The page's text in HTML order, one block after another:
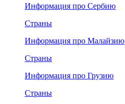
Информация про Сербию
Страны
Информация про Малайзию
Страны
Информация про Грузию
Страны